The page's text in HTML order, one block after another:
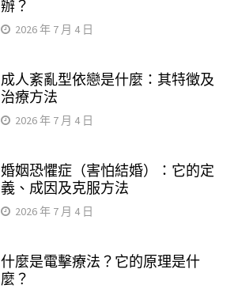
辦？
2026 年 7 月 4 日
成人紊亂型依戀是什麼：其特徵及
治療方法
2026 年 7 月 4 日
婚姻恐懼症（害怕結婚）：它的定
義、成因及克服方法
2026 年 7 月 4 日
什麼是電擊療法？它的原理是什
麼？